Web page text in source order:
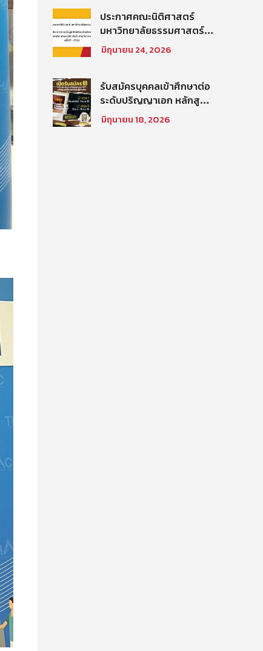
ศึกษา 2569
ประกาศคณะนิติศาสตร์
มหาวิทยาลัยธรรมศาสตร์
เรื่อง ประกาศรายชื่อผู้มี
สิทธิสอบคัดเลือกให้เป็น
นิติศาสตร์) สายวิชาการ
ประเภทนักวิจัย ครั้งที่
1/2569
มิถุนายน 24, 2026
รับสมัครบุคคลเข้าศึกษาต่อ
ระดับปริญญาเอก หลักสูตร
นิติศาสตรดุษฎีบัณฑิต คณะ
นิติศาสตร์ มหาวิทยาลัย
มิถุนายน 18, 2026